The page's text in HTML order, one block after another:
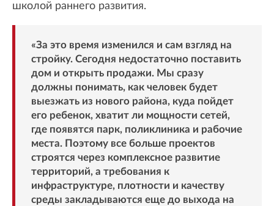
школой раннего развития.
«За это время изменился и сам взгляд на
стройку. Сегодня недостаточно поставить
дом и открыть продажи. Мы сразу
должны понимать, как человек будет
выезжать из нового района, куда пойдет
его ребенок, хватит ли мощности сетей,
где появятся парк, поликлиника и рабочие
места. Поэтому все больше проектов
строятся через комплексное развитие
территорий, а требования к
инфраструктуре, плотности и качеству
среды закладываются еще до выхода на